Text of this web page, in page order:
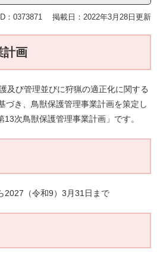
：0373871 掲載日：2022年3月28日更新
計画
び管理並びに狩猟の適正化に関する
づき、鳥獣保護管理事業計画を策定し
次鳥獣保護管理事業計画」です。
2027（令和9）3月31日まで